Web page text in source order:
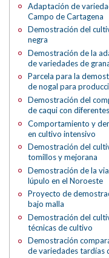
Adaptación de
Campo de Cartagena
Demostración del
negra
Demostración de la
de variedades de
Parcela para la
de nogal para
Demostración del
de caqui con
Comportamiento y
en cultivo intensivo
Demostración del
tomillos y mejorana
Demostración de la
lúpulo en el Noroeste
Proyecto de
bajo malla
Demostración del
técnicas de cultivo
Demostración
de variedades tardías